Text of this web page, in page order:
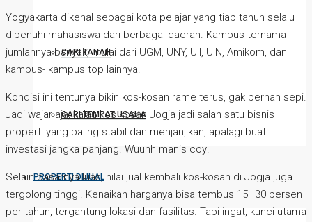
CARI TANAH
CARI TEMPAT USAHA
PROPERTI DIJUAL
Yogyakarta dikenal sebagai kota pelajar yang tiap tahun selalu
dipenuhi mahasiswa dari berbagai daerah. Kampus ternama
jumlahnya banyak, mulai dari UGM, UNY, UII, UIN, Amikom, dan
kampus- kampus top lainnya.
Kondisi ini tentunya bikin kos-kosan rame terus, gak pernah sepi.
Jadi wajar aja, kalau kos kosan Jogja jadi salah satu bisnis
properti yang paling stabil dan menjanjikan, apalagi buat
investasi jangka panjang. Wuuhh manis coy!
Selain pasarnya luas, nilai jual kembali kos-kosan di Jogja juga
tergolong tinggi. Kenaikan harganya bisa tembus 15–30 persen
per tahun, tergantung lokasi dan fasilitas. Tapi ingat, kunci utama